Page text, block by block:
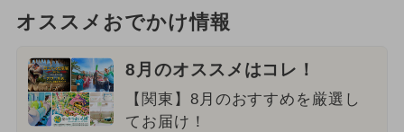
オススメおでかけ情報
8月のオススメはコレ！
【関東】8月のおすすめを厳選し
てお届け！